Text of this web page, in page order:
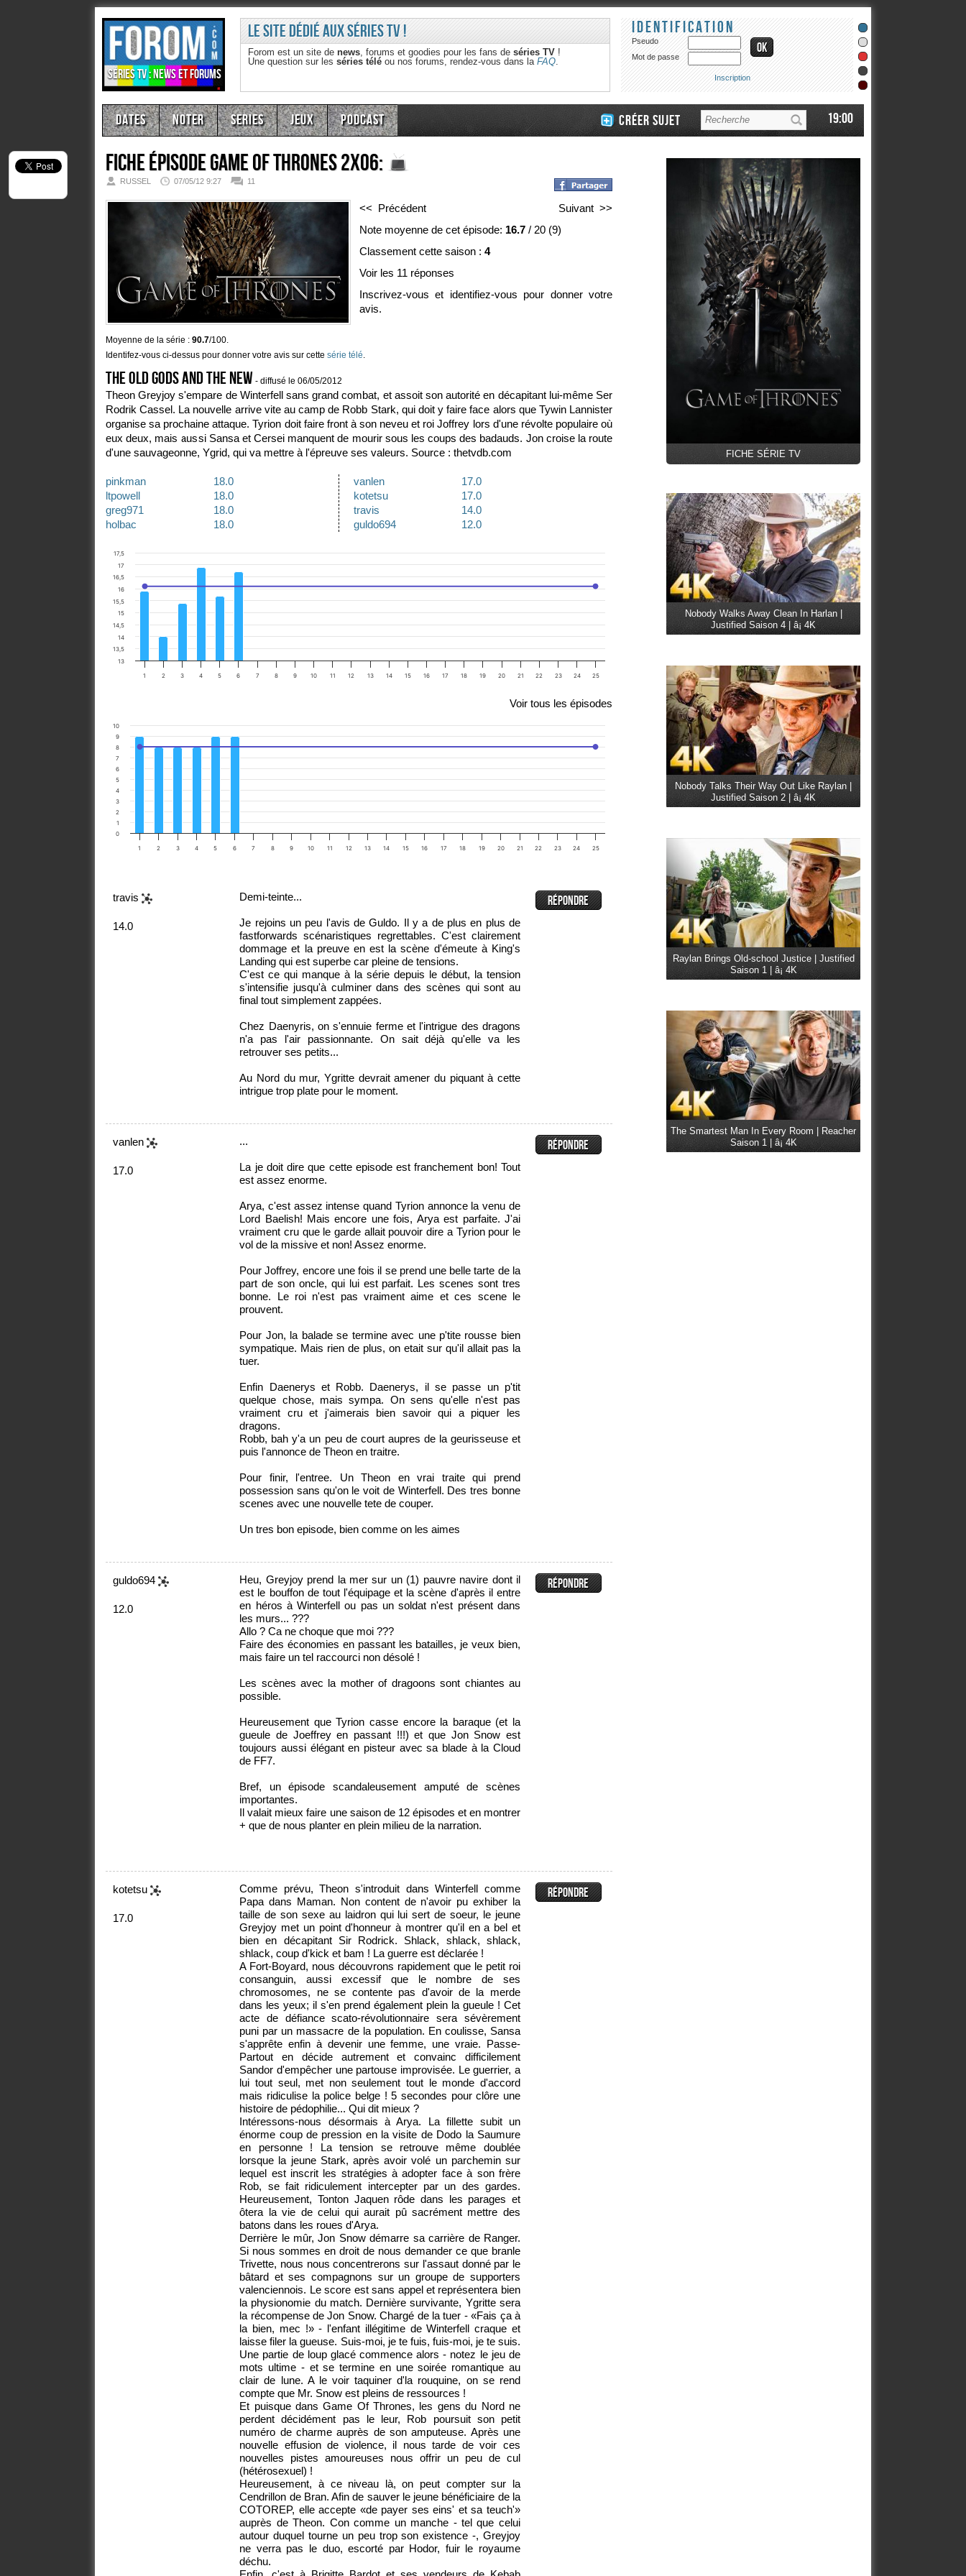
Séries TV : news et forums
Le site dédié aux séries TV !
Forom est un site de news, forums et goodies pour les fans de séries TV!
Une question sur les séries téléou nos forums, rendez-vous dans la FAQ.
Identification
Pseudo
Mot de passe
Inscription
Dates Noter Series Jeux Podcast Créer sujet 19:00
Fiche épisodeGame Of Thrones 2x06:
RUSSEL 07/05/12 9:27 11
<< Précédent
Suivant >>
Note moyenne de cet épisode: 16.7/ 20(9)
Classement cette saison : 4
Voir les 11 réponses
Inscrivez-vous et identifiez-vous pour donner votre
avis.
Moyenne de la série : 90.7/100.
Identifez-vous ci-dessus pour donner votre avis sur cette série télé
The Old Gods and the New - diffusé le 06/05/2012
Theon Greyjoy s'empare de Winterfell sans grand combat, et assoit son autorité en décapitant lui-même Ser
Rodrik Cassel. La nouvelle arrive vite au camp de Robb Stark, qui doit y faire face alors que Tywin Lannister
organise sa prochaine attaque. Tyrion doit faire front à son neveu et roi Joffrey lors d'une révolte populaire où
eux deux, mais aussi Sansa et Cersei manquent de mourir sous les coups des badauds. Jon croise la route
d'une sauvageonne, Ygrid, qui va mettre à l'épreuve ses valeurs. Source : thetvdb.com
pinkman
18.0
ltpowell
18.0
greg971
18.0
holbac
18.0
vanlen
17.0
kotetsu
17.0
travis
14.0
guldo694
12.0
1 2 3 4 5 6 7 8 9 10 11 12 13 14 15 16 17 18 19 20 21 22 23 24 25
13
13,5
14
14,5
15
15,5
16
16,5
17
17,5
Voir tous les épisodes
1 2 3 4 5 6 7 8 9 10 11 12 13 14 15 16 17 18 19 20 21 22 23 24 25
0
1
2
3
4
5
6
7
8
9
10
travis
14.0
Demi-teinte...
Je rejoins un peu l'avis de Guldo. Il y a de plus en plus de
fastforwards scénaristiques regrettables. C'est clairement
dommage et la preuve en est la scène d'émeute à King's
Landing qui est superbe car pleine de tensions.
C'est ce qui manque à la série depuis le début, la tension
s'intensifie jusqu'à culminer dans des scènes qui sont au
final tout simplement zappées.
Chez Daenyris, on s'ennuie ferme et l'intrigue des dragons
n'a pas l'air passionnante. On sait déjà qu'elle va les
retrouver ses petits...
Au Nord du mur, Ygritte devrait amener du piquant à cette
intrigue trop plate pour le moment.
vanlen
17.0
...
La je doit dire que cette episode est franchement bon! Tout
est assez enorme.
Arya, c'est assez intense quand Tyrion annonce la venu de
Lord Baelish! Mais encore une fois, Arya est parfaite. J'ai
vraiment cru que le garde allait pouvoir dire a Tyrion pour le
vol de la missive et non! Assez enorme.
Pour Joffrey, encore une fois il se prend une belle tarte de la
part de son oncle, qui lui est parfait. Les scenes sont tres
bonne. Le roi n'est pas vraiment aime et ces scene le
prouvent.
Pour Jon, la balade se termine avec une p'tite rousse bien
sympatique. Mais rien de plus, on etait sur qu'il allait pas la
tuer.
Enfin Daenerys et Robb. Daenerys, il se passe un p'tit
quelque chose, mais sympa. On sens qu'elle n'est pas
vraiment cru et j'aimerais bien savoir qui a piquer les
dragons.
Robb, bah y'a un peu de court aupres de la geurisseuse et
puis l'annonce de Theon en traitre.
Pour finir, l'entree. Un Theon en vrai traite qui prend
possession sans qu'on le voit de Winterfell. Des tres bonne
scenes avec une nouvelle tete de couper.
Un tres bon episode, bien comme on les aimes
guldo694
12.0
Heu, Greyjoy prend la mer sur un (1) pauvre navire dont il
est le bouffon de tout l'équipage et la scène d'après il entre
en héros à Winterfell ou pas un soldat n'est présent dans
les murs... ???
Allo ? Ca ne choque que moi ???
Faire des économies en passant les batailles, je veux bien,
mais faire un tel raccourci non désolé !
Les scènes avec la mother of dragoons sont chiantes au
possible.
Heureusement que Tyrion casse encore la baraque (et la
gueule de Joeffrey en passant !!!) et que Jon Snow est
toujours aussi élégant en pisteur avec sa blade à la Cloud
de FF7.
Bref, un épisode scandaleusement amputé de scènes
importantes.
Il valait mieux faire une saison de 12 épisodes et en montrer
+ que de nous planter en plein milieu de la narration.
kotetsu
17.0
Comme prévu, Theon s'introduit dans Winterfell comme
Papa dans Maman. Non content de n'avoir pu exhiber la
taille de son sexe au laidron qui lui sert de soeur, le jeune
Greyjoy met un point d'honneur à montrer qu'il en a bel et
bien en décapitant Sir Rodrick. Shlack, shlack, shlack,
shlack, coup d'kick et bam ! La guerre est déclarée !
A Fort-Boyard, nous découvrons rapidement que le petit roi
consanguin, aussi excessif que le nombre de ses
chromosomes, ne se contente pas d'avoir de la merde
dans les yeux; il s'en prend également plein la gueule ! Cet
acte de défiance scato-révolutionnaire sera sévèrement
puni par un massacre de la population. En coulisse, Sansa
s'apprête enfin à devenir une femme, une vraie. Passe-
Partout en décide autrement et convainc difficilement
Sandor d'empêcher une partouse improvisée. Le guerrier, a
lui tout seul, met non seulement tout le monde d'accord
mais ridiculise la police belge ! 5 secondes pour clôre une
histoire de pédophilie... Qui dit mieux ?
Intéressons-nous désormais à Arya. La fillette subit un
énorme coup de pression en la visite de Dodo la Saumure
en personne ! La tension se retrouve même doublée
lorsque la jeune Stark, après avoir volé un parchemin sur
lequel est inscrit les stratégies à adopter face à son frère
Rob, se fait ridiculement intercepter par un des gardes.
Heureusement, Tonton Jaquen rôde dans les parages et
ôtera la vie de celui qui aurait pû sacrément mettre des
batons dans les roues d'Arya.
Derrière le mûr, Jon Snow démarre sa carrière de Ranger.
Si nous sommes en droit de nous demander ce que branle
Trivette, nous nous concentrerons sur l'assaut donné par le
bâtard et ses compagnons sur un groupe de supporters
valenciennois. Le score est sans appel et représentera bien
la physionomie du match. Dernière survivante, Ygritte sera
la récompense de Jon Snow. Chargé de la tuer - «Fais ça à
la bien, mec !» - l'enfant illégitime de Winterfell craque et
laisse filer la gueuse. Suis-moi, je te fuis, fuis-moi, je te suis.
Une partie de loup glacé commence alors - notez le jeu de
mots ultime - et se termine en une soirée romantique au
clair de lune. A le voir taquiner d'la rouquine, on se rend
compte que Mr. Snow est pleins de ressources !
Et puisque dans Game Of Thrones, les gens du Nord ne
perdent décidément pas le leur, Rob poursuit son petit
numéro de charme auprès de son amputeuse. Après une
nouvelle effusion de violence, il nous tarde de voir ces
nouvelles pistes amoureuses nous offrir un peu de cul
(hétérosexuel) !
Heureusement, à ce niveau là, on peut compter sur la
Cendrillon de Bran. Afin de sauver le jeune bénéficiaire de la
COTOREP, elle accepte «de payer ses eins' et sa teuch'»
auprès de Theon. Con comme un manche - tel que celui
autour duquel tourne un peu trop son existence -, Greyjoy
ne verra pas le duo, escorté par Hodor, fuir le royaume
déchu.
FICHE SÉRIE TV
Nobody Walks Away Clean In Harlan |
Justified Saison 4 | â¡ 4K
Nobody Talks Their Way Out Like Raylan |
Justified Saison 2 | â¡ 4K
Raylan Brings Old-school Justice | Justified
Saison 1 | â¡ 4K
The Smartest Man In Every Room | Reacher
Saison 1 | â¡ 4K